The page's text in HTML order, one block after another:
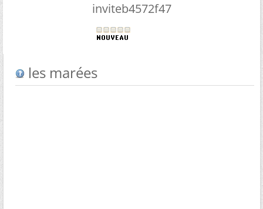
inviteb4572f47
les marées